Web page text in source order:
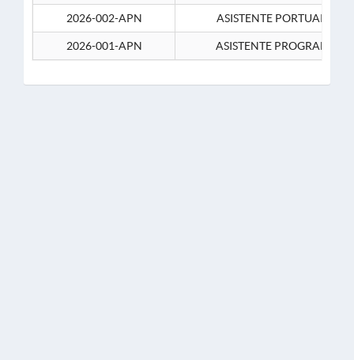
2026-002-APN
ASISTENTE PORTUARIO 2-
2026-001-APN ASISTENTE